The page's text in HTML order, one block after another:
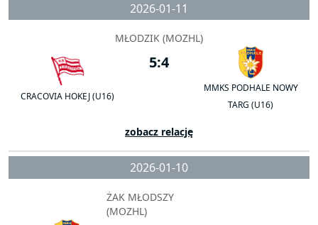
2026-01-11
MŁODZIK (MOZHL)
CRACOVIA HOKEJ (U16)
5:4
MMKS PODHALE NOWY
TARG (U16)
zobacz relację
2026-01-10
ŻAK MŁODSZY
(MOZHL)